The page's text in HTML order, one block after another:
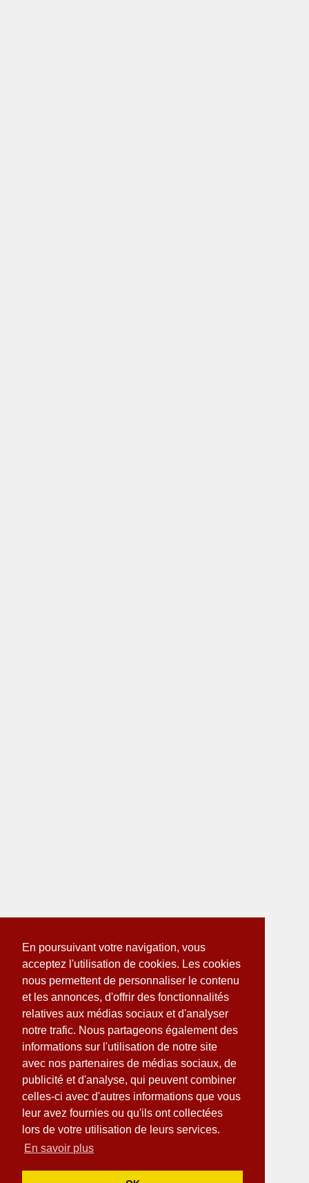
En poursuivant votre navigation, vous
acceptez l'utilisation de cookies. Les cookies
nous permettent de personnaliser le contenu
et les annonces, d'offrir des fonctionnalités
relatives aux médias sociaux et d'analyser
notre trafic. Nous partageons également des
informations sur l'utilisation de notre site
avec nos partenaires de médias sociaux, de
publicité et d'analyse, qui peuvent combiner
celles-ci avec d'autres informations que vous
leur avez fournies ou qu'ils ont collectées
lors de votre utilisation de leurs services.
En savoir plus